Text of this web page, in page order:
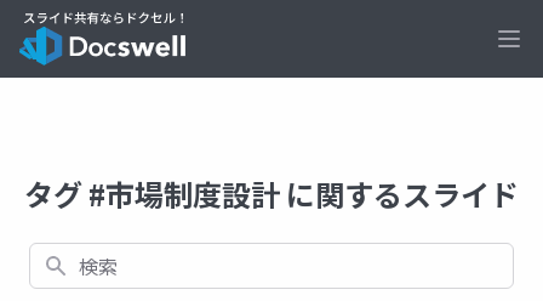
タグ #市場制度設計 に関するスライド
検索